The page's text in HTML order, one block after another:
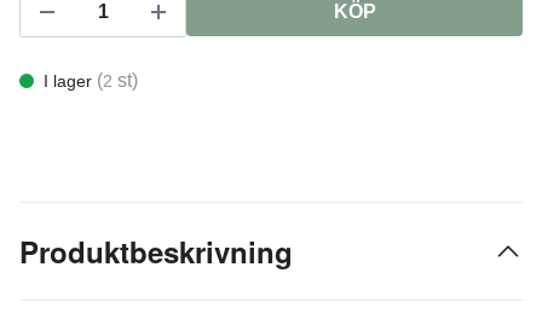
KÖP
I lager (2 st)
Produktbeskrivning